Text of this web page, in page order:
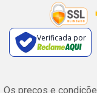
Verificada por
Os preços e